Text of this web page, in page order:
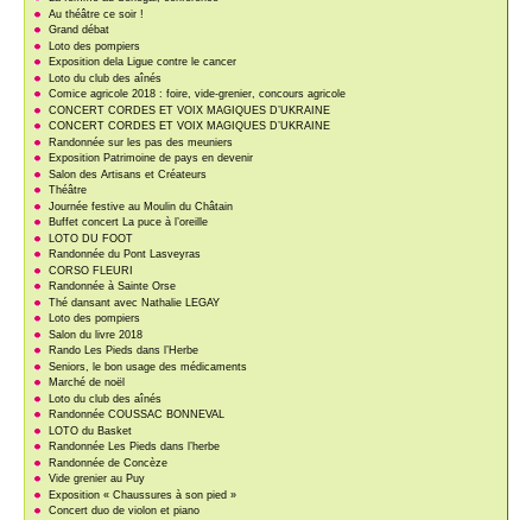
Au théâtre ce soir !
Grand débat
Loto des pompiers
Exposition dela Ligue contre le cancer
Loto du club des aînés
Comice agricole 2018 : foire, vide-grenier, concours agricole
CONCERT CORDES ET VOIX MAGIQUES D’UKRAINE
CONCERT CORDES ET VOIX MAGIQUES D’UKRAINE
Randonnée sur les pas des meuniers
Exposition Patrimoine de pays en devenir
Salon des Artisans et Créateurs
Théâtre
Journée festive au Moulin du Châtain
Buffet concert La puce à l’oreille
LOTO DU FOOT
Randonnée du Pont Lasveyras
CORSO FLEURI
Randonnée à Sainte Orse
Thé dansant avec Nathalie LEGAY
Loto des pompiers
Salon du livre 2018
Rando Les Pieds dans l’Herbe
Seniors, le bon usage des médicaments
Marché de noël
Loto du club des aînés
Randonnée COUSSAC BONNEVAL
LOTO du Basket
Randonnée Les Pieds dans l’herbe
Randonnée de Concèze
Vide grenier au Puy
Exposition « Chaussures à son pied »
Concert duo de violon et piano